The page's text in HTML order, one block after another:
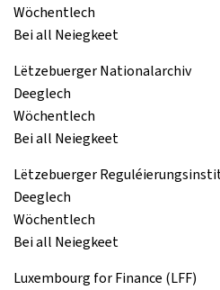
Wöchentlech
Bei all Neiegkeet
Lëtzebuerger Nationalarchiv
Deeglech
Wöchentlech
Bei all Neiegkeet
Lëtzebuerger
Deeglech
Wöchentlech
Bei all Neiegkeet
Luxembourg for Finance (LFF)